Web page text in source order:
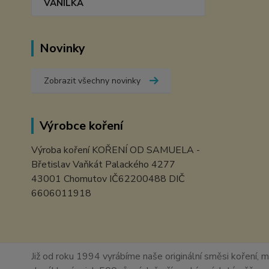
VANILKA
Novinky
Zobrazit všechny novinky
Výrobce koření
Výroba koření KOŘENÍ OD SAMUELA -
Břetislav Vaňkát Palackého 4277
43001 Chomutov IČ62200488 DIČ
6606011918
Již od roku 1994 vyrábíme naše originální směsi koření,